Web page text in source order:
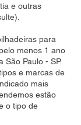
e outras
para
menos 1 ano
São Paulo - SP.
e marcas de
mais
estão
o tipo de